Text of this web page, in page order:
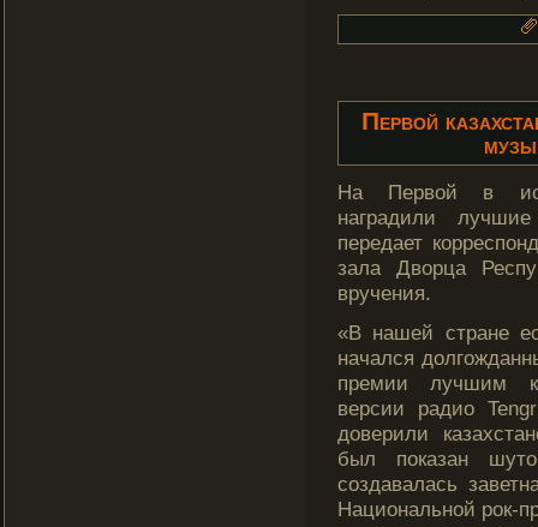
Первой
На Первой в
наградили
передает
зала Дворца
вручения.
«В нашей стране
начался
премии лучшим
версии радио
доверили
был показан
создавалась
Национальной рок-